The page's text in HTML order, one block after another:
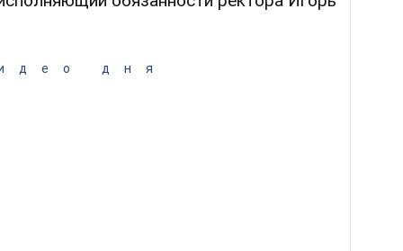
дня